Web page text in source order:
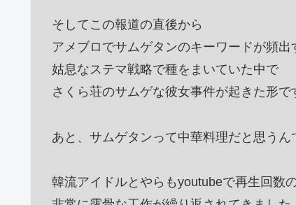
そしてこの報道の直後から
アメブロでサムゲタンのキーワードが頻出
姑息なステマ戦略で種をまいていた中で
さくら荘のサムゲな彼女事件が起きた形で
あと、サムゲタンって中華料理だと思うん
韓流アイドルとやらもyoutubeで再生回数